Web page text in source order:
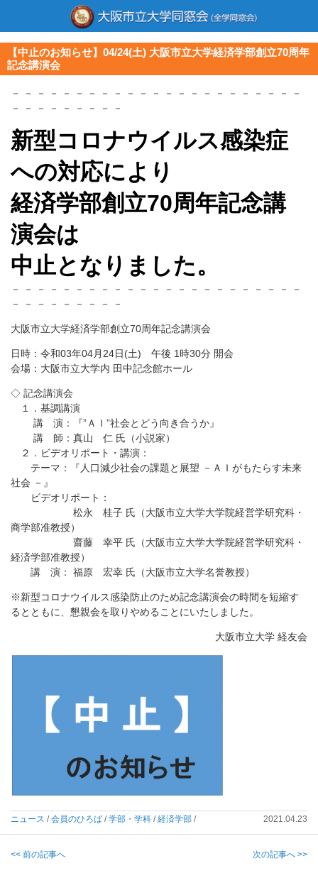
【中止のお知らせ】04/24(土) 大阪市立大学経済学部創立70周年
記念講演会
－ － － － － － － － － － － － － － － － － － － － － － －
－ － － － － － － － －
新型コロナウイルス感染症
への対応により
経済学部創立70周年記念講
演会は
中止となりました。
－ － － － － － － － － － － － － － － － － － － － － － －
－ － － － － － － － －
大阪市立大学経済学部創立70周年記念講演会
日時：令和03年04月24日(土) 午後 1時30分 開会
会場：大阪市立大学内 田中記念館ホール
◇ 記念講演会
１．基調講演
講 演：『”ＡＩ”社会とどう向き合うか』
講 師：真山 仁 氏（小説家）
２．ビデオリポート・講演：
テーマ：『人口減少社会の課題と展望 －ＡＩがもたらす未来
社会 －』
ビデオリポート：
松永 桂子 氏（大阪市立大学大学院経営学研究科・
商学部准教授）
齋藤 幸平 氏（大阪市立大学大学院経営学研究科・
経済学部准教授）
講 演： 福原 宏幸 氏（大阪市立大学名誉教授）
※新型コロナウイルス感染防止のため記念講演会の時間を短縮す
るとともに、懇親会を取りやめることにいたしました。
大阪市立大学 経友会
ニュース /会員のひろば /学部・学科 /経済学部 / 2021.04.23
<< 前の記事へ 次の記事へ >>